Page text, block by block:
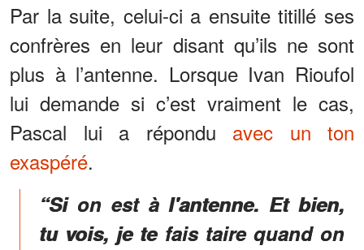
Par la suite, celui-ci a ensuite titillé ses
confrères en leur disant qu’ils ne sont
plus à l’antenne. Lorsque Ivan Rioufol
lui demande si c’est vraiment le cas,
Pascal lui a répondu avec un ton
exaspéré.
“Si on est à l'antenne. Et bien,
tu vois, je te fais taire quand on